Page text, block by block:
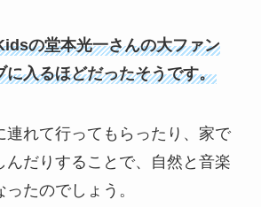
の堂本光一さんの大ファン
に入るほどだったそうです。
連れて行ってもらったり、家で
んだりすることで、自然と音楽
たのでしょう。